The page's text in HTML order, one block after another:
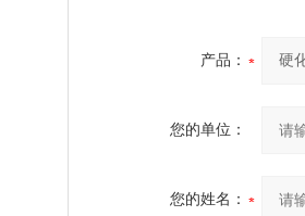
产品：
您的单位：
您的姓名：